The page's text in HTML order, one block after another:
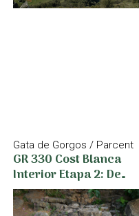
Gata de Gorgos / Parcent
GR 330 Cost Blanca
Interior Etapa 2: De
Gata de Gorgos a
Parcent